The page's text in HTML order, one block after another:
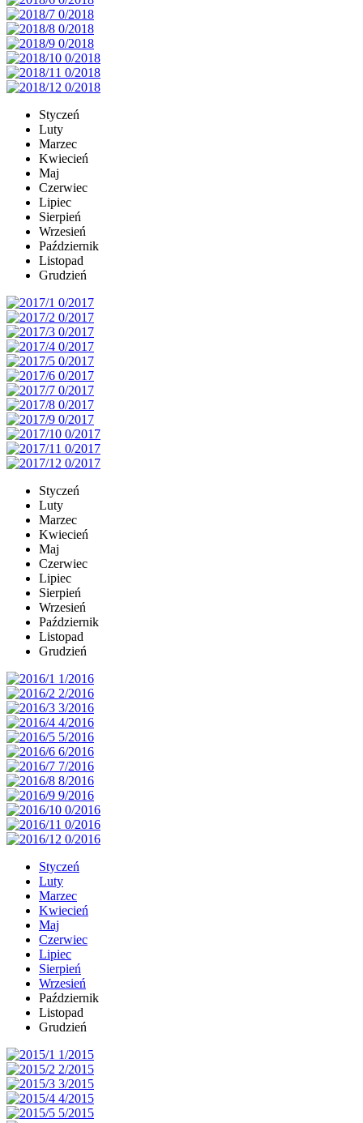
Styczeń
Luty
Marzec
Kwiecień
Maj
Czerwiec
Lipiec
Sierpień
Wrzesień
Październik
Listopad
Grudzień
Styczeń
Luty
Marzec
Kwiecień
Maj
Czerwiec
Lipiec
Sierpień
Wrzesień
Październik
Listopad
Grudzień
Styczeń
Luty
Marzec
Kwiecień
Maj
Czerwiec
Lipiec
Sierpień
Wrzesień
Październik
Listopad
Grudzień